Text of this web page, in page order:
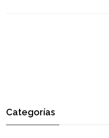
Categorías